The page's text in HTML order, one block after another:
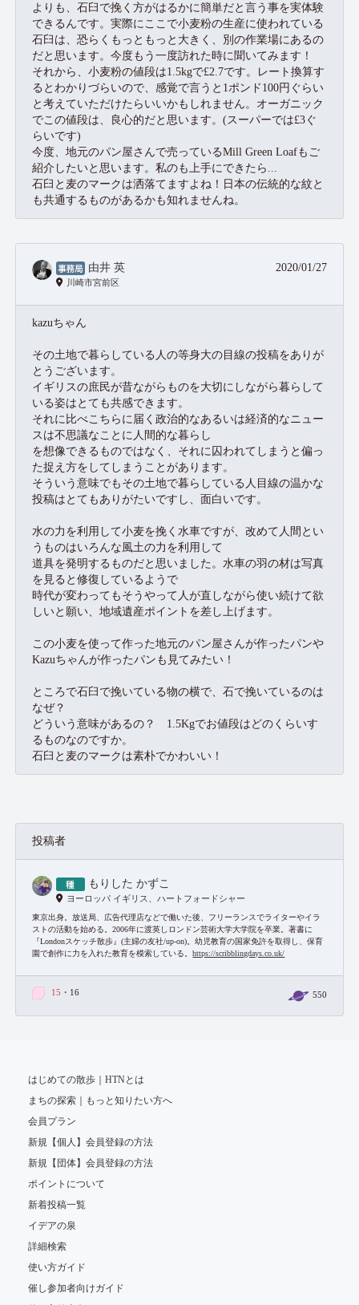
よりも、石臼で挽く方がはるかに簡単だと言う事を実体験
できるんです。実際にここで小麦粉の生産に使われている
石臼は、恐らくもっともっと大きく、別の作業場にあるの
だと思います。今度もう一度訪れた時に聞いてみます！
それから、小麦粉の値段は1.5kgで£2.7です。レート換算す
るとわかりづらいので、感覚で言うと1ポンド100円ぐらい
と考えていただけたらいいかもしれません。オーガニック
でこの値段は、良心的だと思います。(スーパーでは£3ぐ
らいです)
今度、地元のパン屋さんで売っているMill Green Loafもご
紹介したいと思います。私のも上手にできたら...
石臼と麦のマークは洒落てますよね！日本の伝統的な紋と
も共通するものがあるかも知れませんね。
由井 英
川崎市宮前区
2020/01/27
kazuちゃん
その土地で暮らしている人の等身大の目線の投稿をありが
とうございます。
イギリスの庶民が昔ながらものを大切にしながら暮らして
いる姿はとても共感できます。
それに比べこちらに届く政治的なあるいは経済的なニュー
スは不思議なことに人間的な暮らし
を想像できるものではなく、それに囚われてしまうと偏っ
た捉え方をしてしまうことがあります。
そういう意味でもその土地で暮らしている人目線の温かな
投稿はとてもありがたいですし、面白いです。
水の力を利用して小麦を挽く水車ですが、改めて人間とい
うものはいろんな風土の力を利用して
道具を発明するものだと思いました。水車の羽の材は写真
を見ると修復しているようで
時代が変わってもそうやって人が直しながら使い続けて欲
しいと願い、地域遺産ポイントを差し上げます。
この小麦を使って作った地元のパン屋さんが作ったパンや
Kazuちゃんが作ったパンも見てみたい！
ところで石臼で挽いている物の横で、石で挽いているのは
なぜ？
どういう意味があるの？ 1.5Kgでお値段はどのくらいす
るものなのですか。
石臼と麦のマークは素朴でかわいい！
投稿者
もりした かずこ
ヨーロッパ イギリス、ハートフォードシャー
東京出身。放送局、広告代理店などで働いた後、フリーランスでライターやイラ
ストの活動を始める。2006年に渡英しロンドン芸術大学大学院を卒業。著書に
『Londonスケッチ散歩』(主婦の友社/up-on)。幼児教育の国家免許を取得し、保育
園で創作に力を入れた教育を模索している。https://scribblingdays.co.uk/
15 ・16 550
はじめての散歩｜HTNとは
まちの探索｜もっと知りたい方へ
会員プラン
新規【個人】会員登録の方法
新規【団体】会員登録の方法
ポイントについて
新着投稿一覧
イデアの泉
詳細検索
使い方ガイド
催し参加者向けガイド